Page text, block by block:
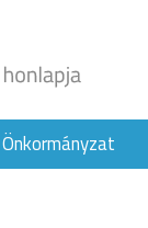
Önkormányzat